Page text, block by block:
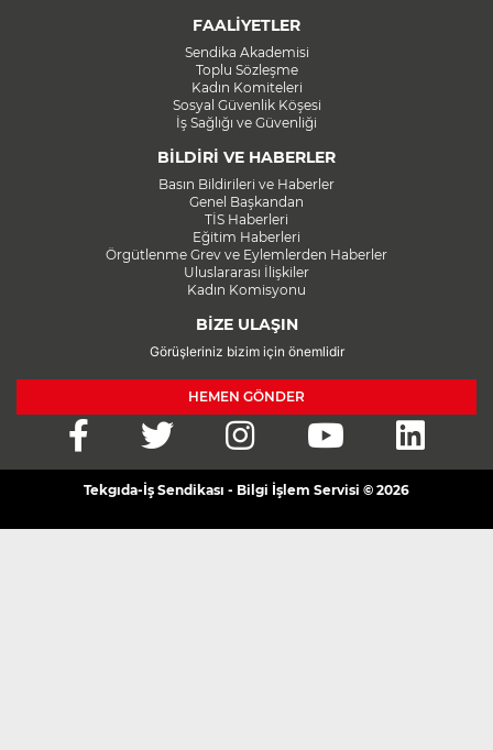
FAALİYETLER
Sendika Akademisi
Toplu Sözleşme
Kadın Komiteleri
Sosyal Güvenlik Köşesi
İş Sağlığı ve Güvenliği
BİLDİRİ VE HABERLER
Basın Bildirileri ve Haberler
Genel Başkandan
TİS Haberleri
Eğitim Haberleri
Örgütlenme Grev ve Eylemlerden Haberler
Uluslararası İlişkiler
Kadın Komisyonu
BİZE ULAŞIN
Görüşleriniz bizim için önemlidir
HEMEN GÖNDER
Tekgıda-İş Sendikası - Bilgi İşlem Servisi © 2026